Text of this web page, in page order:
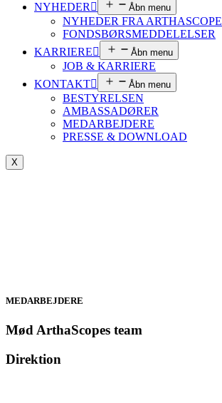
NYHEDER
Åbn menu
NYHEDER FRA ARTHASCOPE
FONDSBØRSMEDDELELSER
KARRIERE
Åbn menu
JOB & KARRIERE
KONTAKT
Åbn menu
BESTYRELSEN
AMBASSADØRER
MEDARBEJDERE
PRESSE & DOWNLOAD
X
MEDARBEJDERE
Mød ArthaScopes team
Direktion